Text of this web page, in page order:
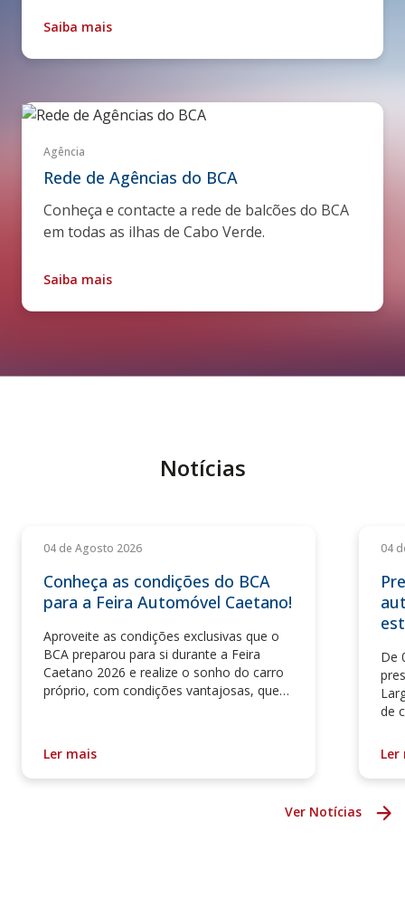
Saiba mais
Agência
Rede de Agências do BCA
Conheça e contacte a rede de balcões do BCA
em todas as ilhas de Cabo Verde.
Saiba mais
Notícias
04 de Agosto 2026
Conheça as condições do BCA
para a Feira Automóvel Caetano!
Aproveite as condições exclusivas que o
BCA preparou para si durante a Feira
Caetano 2026 e realize o sonho do carro
próprio, com condições vantajosas, que
descontos no seguro automóvel com a
Garantia Seguros.
Ler mais
04
De
de
Ler
Ver Notícias